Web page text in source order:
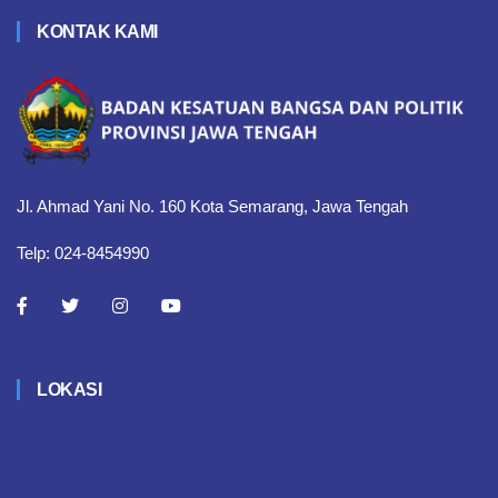
KONTAK KAMI
Jl. Ahmad Yani No. 160 Kota Semarang, Jawa Tengah
Telp: 024-8454990
LOKASI